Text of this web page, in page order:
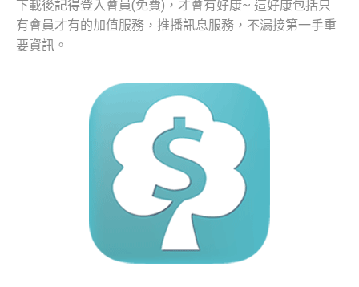
下載後記得登入會員(免費)，才會有好康~ 這好康包括只
有會員才有的加值服務，推播訊息服務，不漏接第一手重
要資訊。